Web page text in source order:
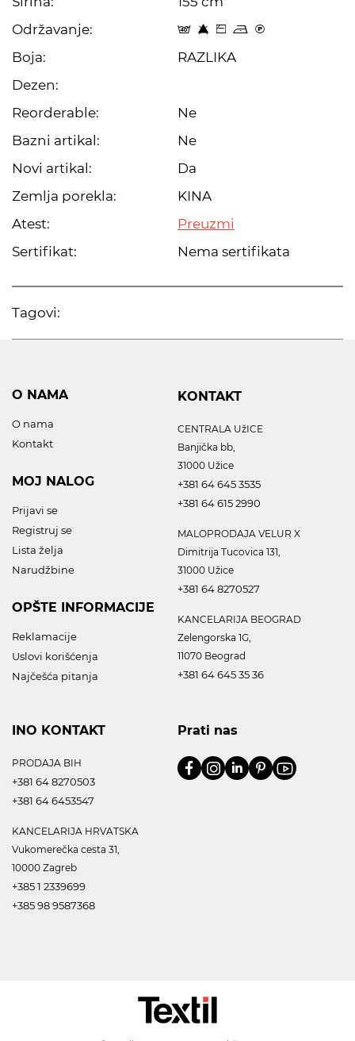
Održavanje:
t 8 Z o C
Boja:
RAZLIKA
Dezen:
Reorderable:
Ne
Bazni artikal:
Ne
Novi artikal:
Da
Zemlja porekla:
KINA
Atest:
Preuzmi
Sertifikat:
Nema sertifikata
Tagovi:
O NAMA
O nama
Kontakt
MOJ NALOG
Prijavi se
Registruj se
Lista želja
Narudžbine
OPŠTE INFORMACIJE
Reklamacije
Uslovi korišćenja
Najčešća pitanja
KONTAKT
CENTRALA UžICE
Banjička bb,
31000 Užice
+381 64 645 3535
+381 64 615 2990
MALOPRODAJA VELUR X
Dimitrija Tucovica 131,
31000 Užice
+381 64 8270527
KANCELARIJA BEOGRAD
Zelengorska 1G,
11070 Beograd
+381 64 645 35 36
INO KONTAKT
PRODAJA BIH
+381 64 8270503
+381 64 6453547
KANCELARIJA HRVATSKA
Vukomerečka cesta 31,
10000 Zagreb
+385 1 2339699
+385 98 9587368
Prati nas